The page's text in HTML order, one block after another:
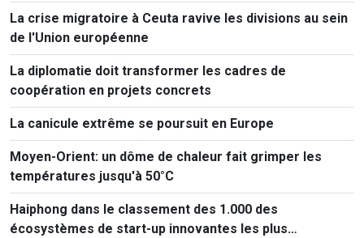
La crise migratoire à Ceuta ravive les divisions au sein
de l'Union européenne
La diplomatie doit transformer les cadres de
coopération en projets concrets
La canicule extrême se poursuit en Europe
Moyen-Orient: un dôme de chaleur fait grimper les
températures jusqu'à 50°C
Haiphong dans le classement des 1.000 des
écosystèmes de start-up innovantes les plus